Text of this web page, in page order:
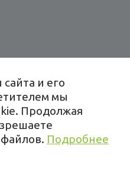
да Винчи, 2
и его
мы
Продолжая
Подробнее